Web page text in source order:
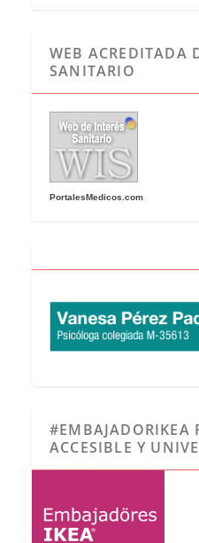
WEB ACREDITADA
SANITARIO
PortalesMedicos.com
#EMBAJADORIKEA
ACCESIBLE Y